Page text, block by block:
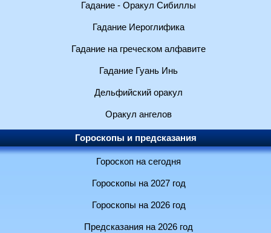
Гадание - Оракул Сибиллы
Гадание Иероглифика
Гадание на греческом алфавите
Гадание Гуань Инь
Дельфийский оракул
Оракул ангелов
Гороскопы и предсказания
Гороскоп на сегодня
Гороскопы на 2027 год
Гороскопы на 2026 год
Предсказания на 2026 год